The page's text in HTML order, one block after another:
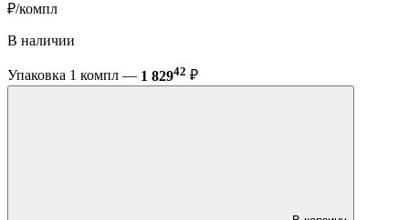
₽/компл
В наличии
Упаковка 1 компл — 1 82942 ₽